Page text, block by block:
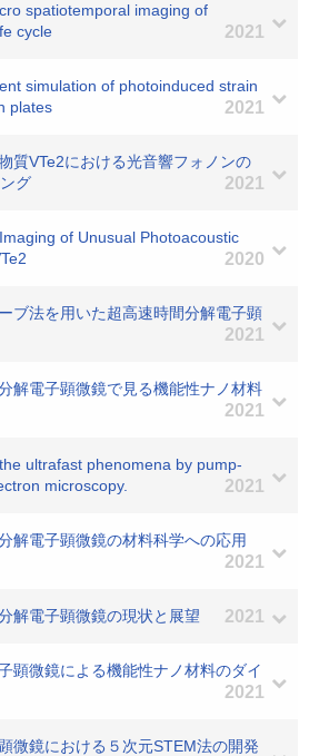
spatiotemporal imaging of
cycle
2021
simulation of photoinduced strain
plates
2021
質VTe2における光音響フォノンの
グ
2021
of Unusual Photoacoustic
2020
ブ法を用いた超高速時間分解電子顕
2021
解電子顕微鏡で見る機能性ナノ材料
2021
ultrafast phenomena by pump-
microscopy.
2021
解電子顕微鏡の材料科学への応用
2021
解電子顕微鏡の現状と展望 2021
顕微鏡による機能性ナノ材料のダイ
2021
微鏡における５次元STEM法の開発